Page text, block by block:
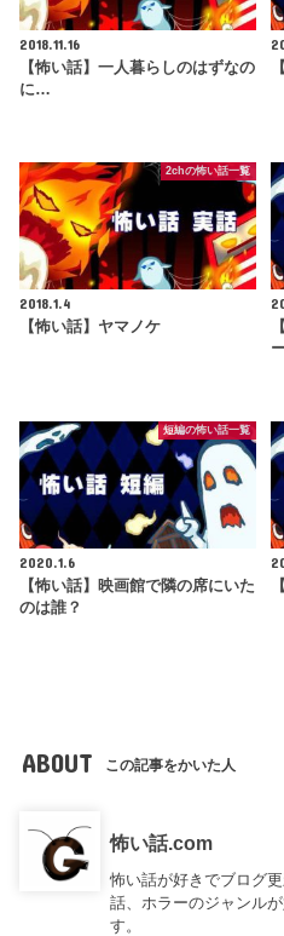
2018.11.16
【怖い話】一人暮らしのはずなの
に…
2chの怖い話一覧
2018.1.4
【怖い話】ヤマノケ
短編の怖い話一覧
2020.1.6
【怖い話】映画館で隣の席にいた
のは誰？
ABOUT この記事をかいた人
怖い話.com
怖い話が好きでブログ
話、ホラーのジャンル
す。